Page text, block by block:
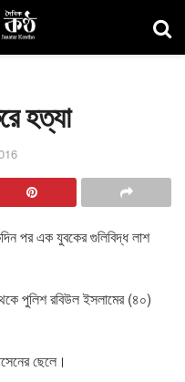
হত্যা
পর এক যুবকের গুলিবিদ্ধ লাশ
পুলিশ রবিউল ইসলামের (৪০)
ছেলে।